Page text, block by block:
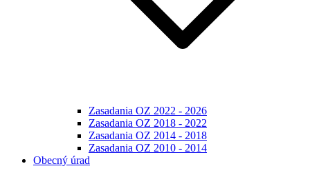
Zasadania OZ 2022 - 2026
Zasadania OZ 2018 - 2022
Zasadania OZ 2014 - 2018
Zasadania OZ 2010 - 2014
Obecný úrad